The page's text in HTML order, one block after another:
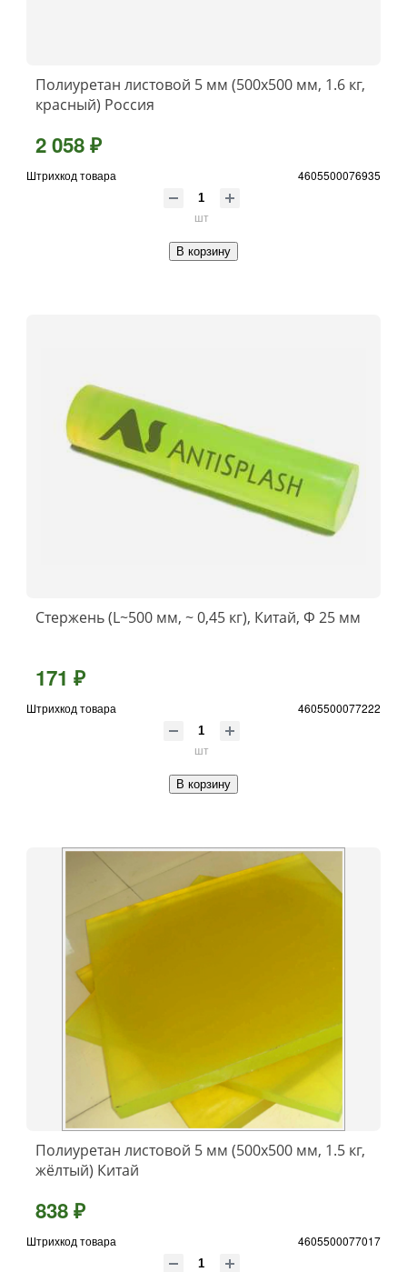
Полиуретан листовой 5 мм (500х500 мм, 1.6 кг,
красный) Россия
2 058 ₽
Штрихкод товара 4605500076935
шт
В корзину
Стержень (L~500 мм, ~ 0,45 кг), Китай, Ф 25 мм
171 ₽
Штрихкод товара 4605500077222
шт
В корзину
Полиуретан листовой 5 мм (500х500 мм, 1.5 кг,
жёлтый) Китай
838 ₽
Штрихкод товара 4605500077017